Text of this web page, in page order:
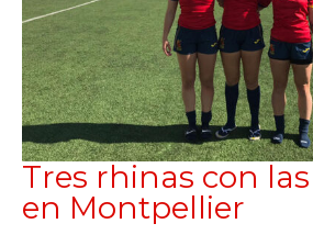
Tres rhinas con
en Montpellier